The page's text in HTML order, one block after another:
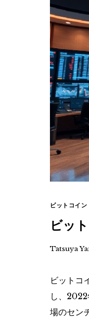
ビットコイン
ビッ
Tatsuya
ビットコ
し、
場のセン